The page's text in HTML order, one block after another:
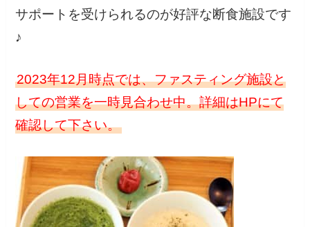
サポートを受けられるのが好評な断食施設です
♪
2023年12月時点では、ファスティング施設と
しての営業を一時見合わせ中。詳細はHPにて
確認して下さい。